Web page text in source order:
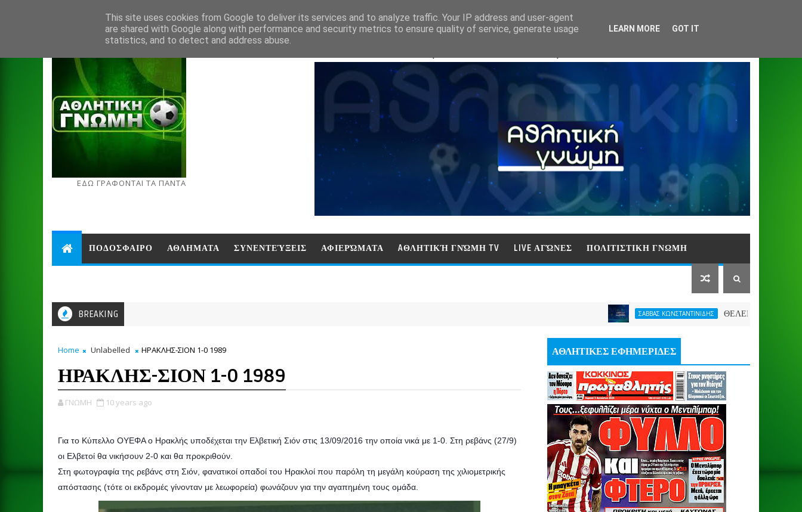
ΕΔΩ ΓΡΑΦΟΝΤΑΙ ΤΑ ΠΑΝΤΑ
ΠΟΔΟΣΦΑΙΡΟ ΑΘΛΗΜΑΤΑ ΣΥΝΕΝΤΕΎΞΕΙΣ ΑΦΙΕΡΏΜΑΤΑ AΘΛΗΤΙΚΉ ΓΝΏΜΗ TV LIVE ΑΓΏΝΕΣ ΠΟΛΙΤΙΣΤΙΚΗ ΓΝΩΜΗ
BREAKING ΣΑΒΒΑΣ ΚΩΝΣΤΑΝΤΙΝΙΔΗΣ ΘΕΛΕΙ FORMAT O ΑΡΗΣ
Home Unlabelled ΗΡΑΚΛΗΣ-ΣΙΟΝ 1-0 1989
ΗΡΑΚΛΗΣ-ΣΙΟΝ 1-0 1989
ΓΝΩΜΗ 10 years ago
Για το Κύπελλο ΟΥΕΦΑ ο Ηρακλής υποδέχεται την Ελβετική Σιόν στις 13/09/2016 την οποία νικά με 1-0. Στη ρεβάνς (27/9)
οι Ελβετοί θα νικήσουν 2-0 και θα προκριθούν.
Στη φωτογραφία της ρεβάνς στη Σιόν, φανατικοί οπαδοί του Ηρακλοί που παρόλη τη μεγάλη κούραση της χιλιομετρικής
απόστασης (τότε οι εκδρομές γίνονταν με λεωφορεία) φωνάζουν για την αγαπημένη τους ομάδα.
ΑΘΛΗΤΙΚΕΣ ΕΦΗΜΕΡΙΔΕΣ
This site uses cookies from Google to deliver its services and to analyze traffic. Your IP address and user-agent
are shared with Google along with performance and security metrics to ensure quality of service, generate usage
statistics, and to detect and address abuse.
LEARN MORE GOT IT